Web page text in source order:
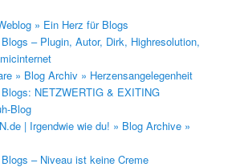
» Ein Herz für Blogs
– Plugin, Autor, Dirk, Highresolution,
» Blog Archiv » Herzensangelegenheit
NETZWERTIG & EXITING
Blog
| Irgendwie wie du! » Blog Archive »
– Niveau ist keine Creme